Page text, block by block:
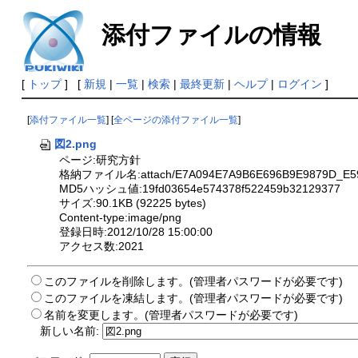
添付ファイルの情報
[ トップ] [ 新規 | 一覧| 検索| 最終更新| ヘルプ| ログイン ]
[添付ファイル一覧] [全ページの添付ファイル一覧]
図2.png
ページ:研究方針
格納ファイル名:attach/
MD5ハッシュ値:19fd03654e574378f522459b32129377
サイズ:90.1KB (92225 bytes)
Content-type:image/png
登録日時:2012/10/28 15:00:00
アクセス数:2021
このファイルを削除します。(管理者パスワードが必要です)
このファイルを凍結します。(管理者パスワードが必要です)
名前を変更します。(管理者パスワードが必要です)
新しい名前: